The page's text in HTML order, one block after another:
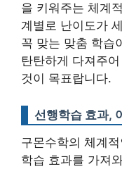
을 키워주는 체계
계별로 난이도가
꼭 맞는 맞춤 학습
탄탄하게 다져주
것이 목표랍니다.
선행학습 효과,
구몬수학의 체계
학습 효과를 가져